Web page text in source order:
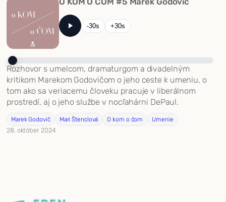
-30s +30s
Rozhovor s umelcom, dramaturgom a divadelným
kritikom Marekom Godovičom o jeho ceste k umeniu, o
tom ako sa veriacemu človeku pracuje v liberálnom
prostredí, aj o jeho službe v nocľahárni DePaul.
Marek Godovič Mari Štenclová O kom o čom Umenie
28. október 2024